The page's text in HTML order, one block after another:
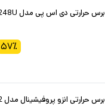
برس حرارتی دی اس پی مدل DSP10248U
۵۷٪
برس حرارتی انزو پروفیشینال مدل EN-4002